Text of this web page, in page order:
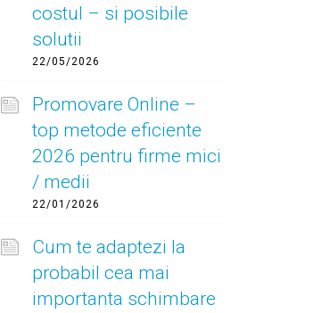
costul – si posibile
solutii
22/05/2026
Promovare Online –
top metode eficiente
2026 pentru firme mici
/ medii
22/01/2026
Cum te adaptezi la
probabil cea mai
importanta schimbare